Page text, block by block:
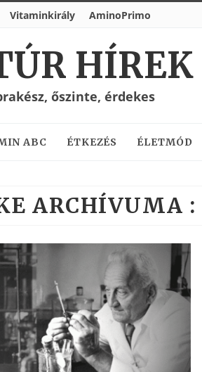
Vitaminkirály AminoPrimo
HÍREK
őszinte, érdekes
ABC ÉTKEZÉS ÉLETMÓD
ARCHÍVUMA :